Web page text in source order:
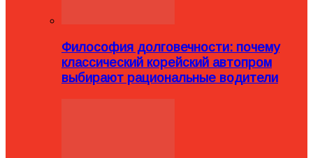
Философия долговечности: почему
классический корейский автопром
выбирают рациональные водители